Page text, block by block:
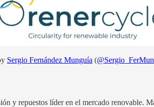
Sergio Fernández Munguía (@Sergio_FerMun
y repuestos líder en el mercado renovable.